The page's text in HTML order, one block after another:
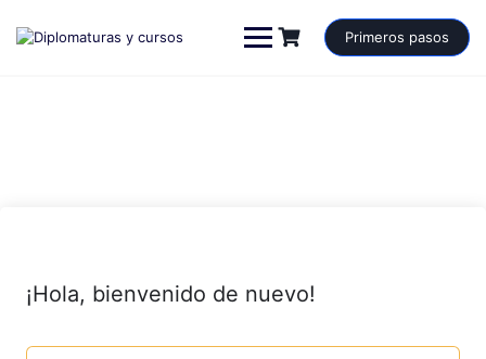
contenido
Primeros pasos
¡Hola, bienvenido de nuevo!